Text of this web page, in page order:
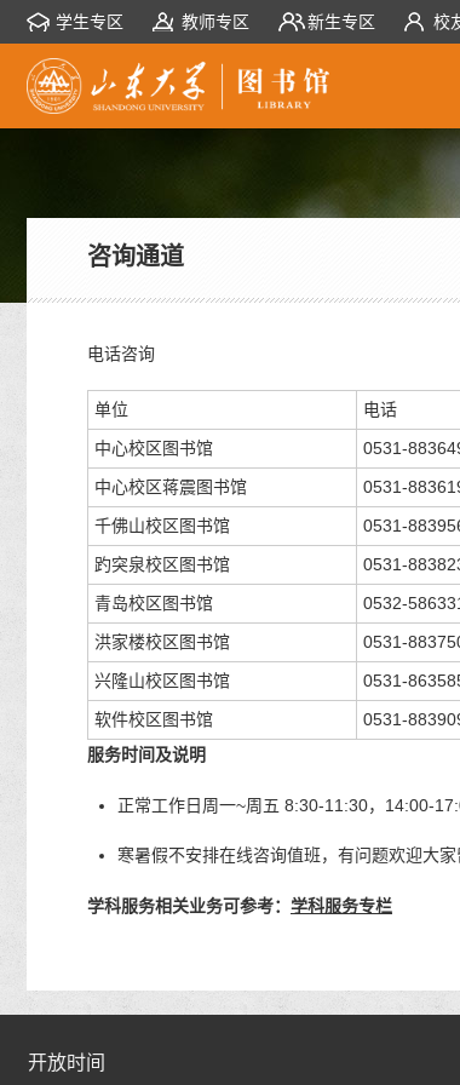
学生专区 教师专区 新生专区 校
咨询通道
电话咨询
单位
电话
中心校区图书馆
0531-
中心校区蒋震图书馆
0531-
千佛山校区图书馆
0531-
趵突泉校区图书馆
0531-
青岛校区图书馆
0532-
洪家楼校区图书馆
0531-
兴隆山校区图书馆
0531-
软件校区图书馆
0531-
服务时间及说明
正常工作日周一~周五 8:30-11:30，14:00-
寒暑假不安排在线咨询值班，有问题欢迎大
学科服务相关业务可参考： 学科服务专栏
开放时间